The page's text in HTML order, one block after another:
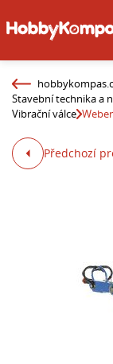
Stavební technika a
Vibrační válce
Předchozí